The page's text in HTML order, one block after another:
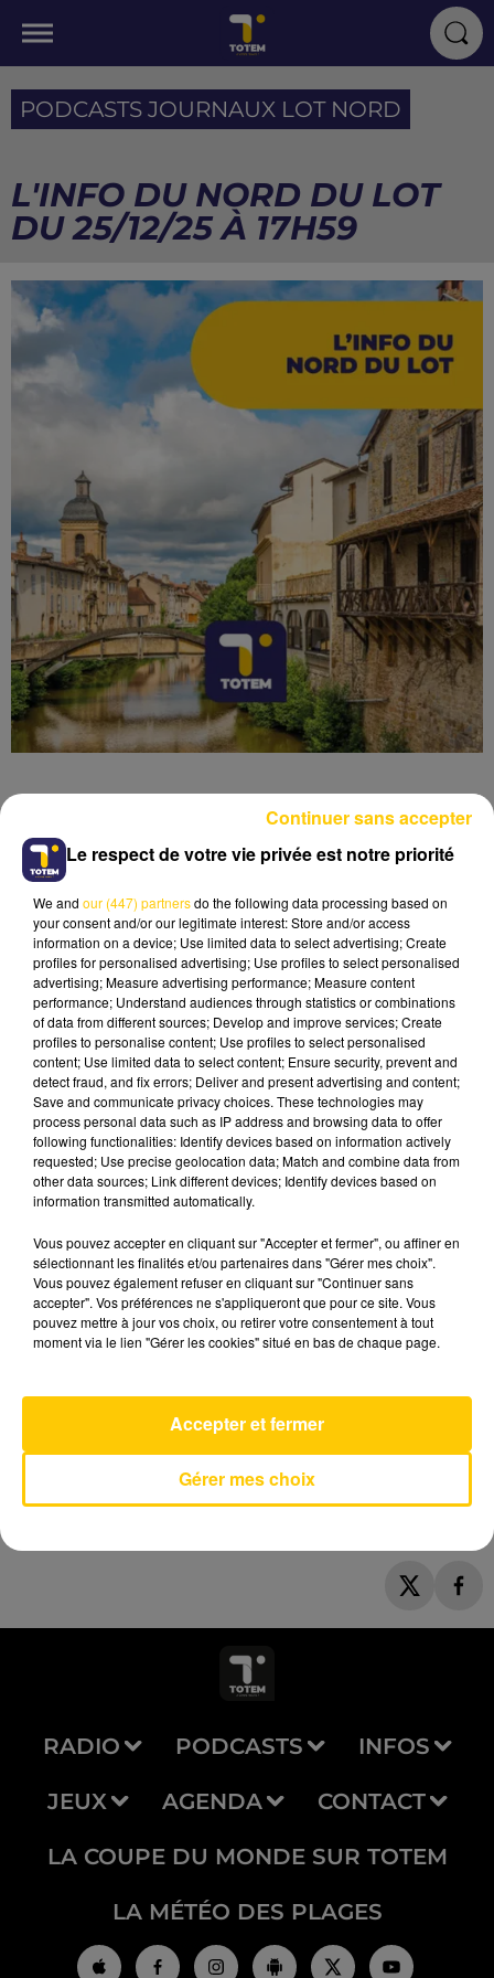
PODCASTS JOURNAUX LOT NORD
L'INFO DU NORD DU LOT
DU 25/12/25 À 17H59
25 décembre 2025 - 3 min 35 sec
L'INFO DU NORD DU LOT DU 25/12/25 À
17H59
Ecoutez sur Totem l'information à Tulle, Brive,
dans le Nord du Lot et le pays sarladais avec les
reportages de nos journalistes sur le terrain.
FRANCIS CABREL
RADIO PODCASTS INFOS
JEUX AGENDA CONTACT
LA COUPE DU MONDE SUR TOTEM
LA MÉTÉO DES PLAGES
Le respect de votre vie privée est notre priorité
We and our (447) partnersdo the following data processing based on
your consent and/or our legitimate interest: Store and/or access
information on a device; Use limited data to select advertising; Create
profiles for personalised advertising; Use profiles to select personalised
advertising; Measure advertising performance; Measure content
performance; Understand audiences through statistics or combinations
of data from different sources; Develop and improve services; Create
profiles to personalise content; Use profiles to select personalised
content; Use limited data to select content; Ensure security, prevent and
detect fraud, and fix errors; Deliver and present advertising and content;
Save and communicate privacy choices. These technologies may
process personal data such as IP address and browsing data to offer
following functionalities: Identify devices based on information actively
requested; Use precise geolocation data; Match and combine data from
other data sources; Link different devices; Identify devices based on
information transmitted automatically.
Vous pouvez accepter en cliquant sur "Accepter et fermer", ou affiner en
sélectionnant les finalités et/ou partenaires dans "Gérer mes choix".
Vous pouvez également refuser en cliquant sur "Continuer sans
accepter". Vos préférences ne s'appliqueront que pour ce site. Vous
pouvez mettre à jour vos choix, ou retirer votre consentement à tout
moment via le lien "Gérer les cookies" situé en bas de chaque page.
Gérer mes choix
Accepter et fermer
Continuer sans accepter